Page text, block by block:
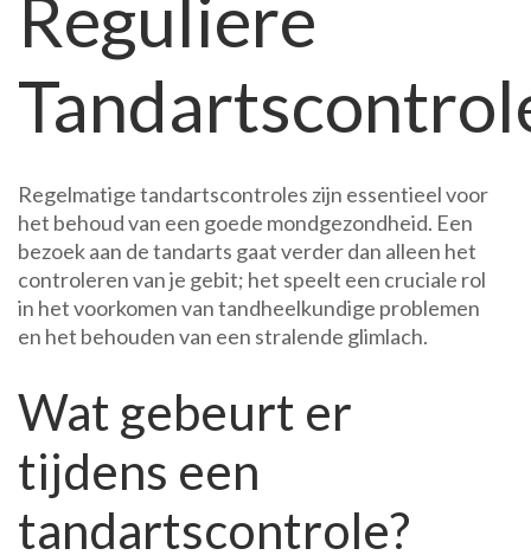
Gezonde
Mondhygiëne
Reguliere
Regelmatige tandartscontroles zijn essentieel voor
het behoud van een goede mondgezondheid. Een
bezoek aan de tandarts gaat verder dan alleen het
controleren van je gebit; het speelt een cruciale rol
in het voorkomen van tandheelkundige problemen
en het behouden van een stralende glimlach.
Wat gebeurt er
tijdens een
tandartscontrole?